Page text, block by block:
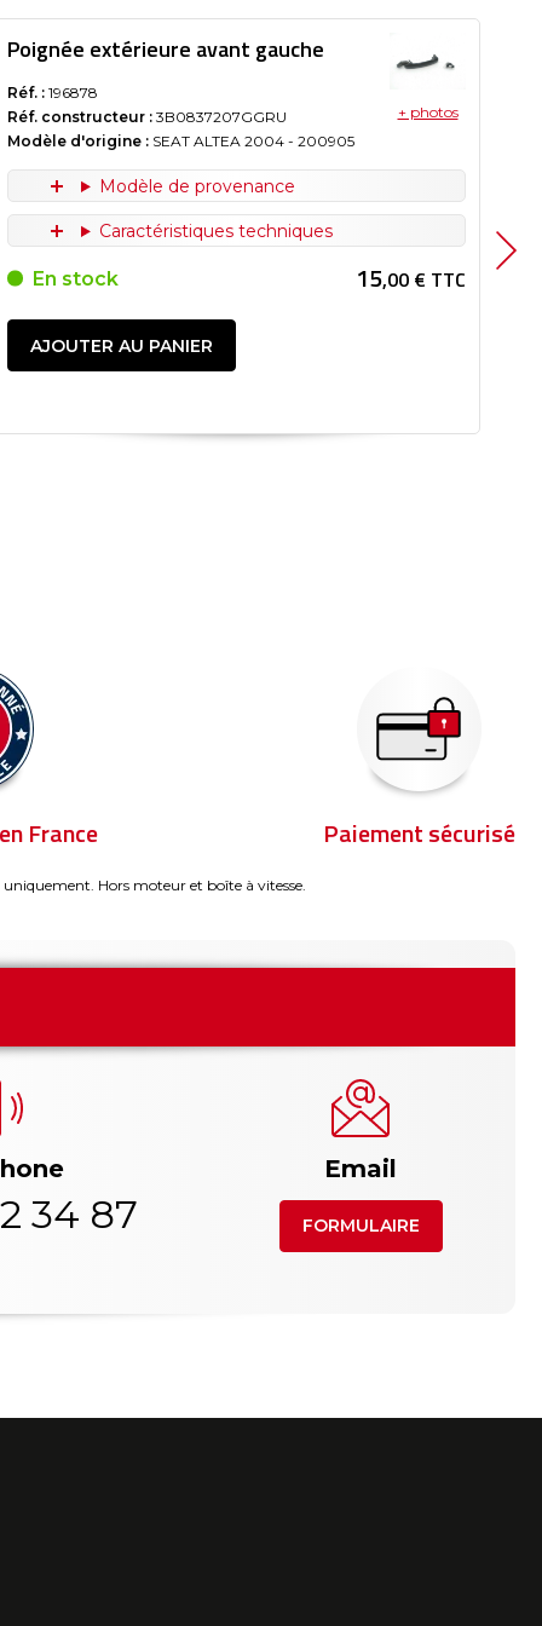
Poignée extérieure avant gauche
Réf. : 196878
Réf. constructeur : 3B0837207GGRU
Modèle d'origine : SEAT ALTEA 2004 - 200905
+ photos
Modèle de provenance
Caractéristiques techniques
En stock 15,00 € TTC
AJOUTER AU PANIER
France Paiement sécurisé
Hors moteur et boîte à vitesse.
34 87
Email
FORMULAIRE